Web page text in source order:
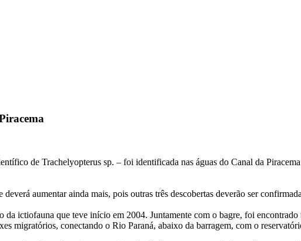
de Trachelyopterus sp. – foi identificada nas águas do Canal da
aumentar ainda mais, pois outras três descobertas deverão ser
ictiofauna que teve início em 2004. Juntamente com o bagre, foi
migratórios, conectando o Rio Paraná, abaixo da barragem, com o